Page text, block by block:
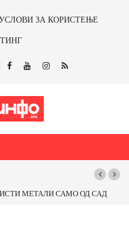
ЗА КОРИСТЕЊЕ
МЕТАЛИ САМО ОД САД